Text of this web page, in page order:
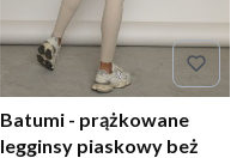
Batumi - prążkowane
legginsy piaskowy beż